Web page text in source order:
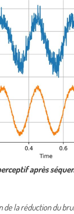
après
de la réduction du